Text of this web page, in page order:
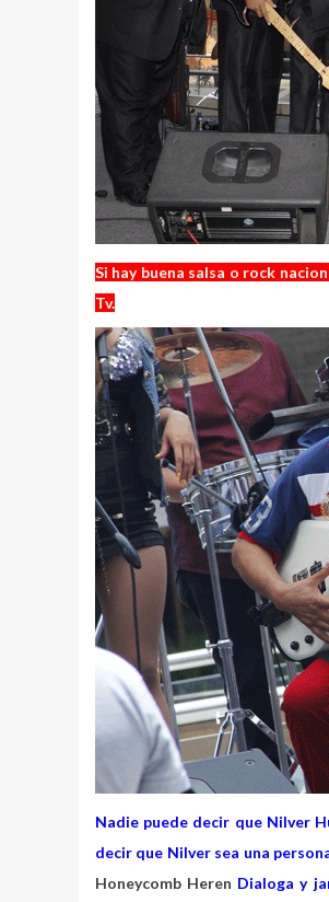
Si hay buena salsa o rock
Tv.
Nadie puede decir que Nilver
decir que Nilver sea una
Honeycomb Heren Dialoga y